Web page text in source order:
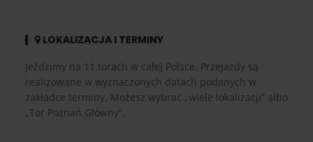
LOKALIZACJA I TERMINY
Jeździmy na 11 torach w całej Polsce. Przejazdy są
realizowane w wyznaczonych datach podanych w
zakładce terminy. Możesz wybrać „wiele lokalizacji” albo
„Tor Poznań Główny”.